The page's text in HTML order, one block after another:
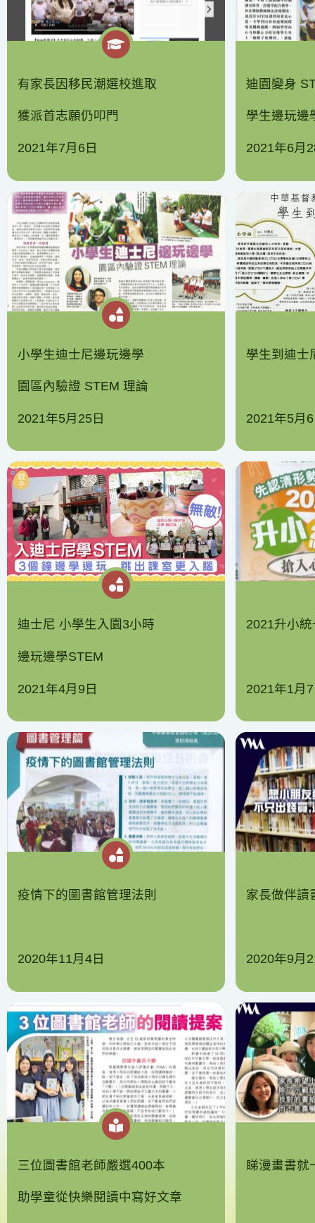
有家長因移民潮選校進取
獲派首志願仍叩門
2021年7月6日
迪園變身
學生邊玩邊
2021年6月
小學生迪士尼邊玩邊學
園區內驗證 STEM 理論
2021年5月25日
學生到迪士
2021年5月
迪士尼 小學生入園3小時
邊玩邊學STEM
2021年4月9日
2021升小
2021年1月
疫情下的圖書館管理法則
2020年11月4日
家長做伴讀
2020年9月
三位圖書館老師嚴選400本
助學童從快樂閱讀中寫好文章
睇漫畫書就